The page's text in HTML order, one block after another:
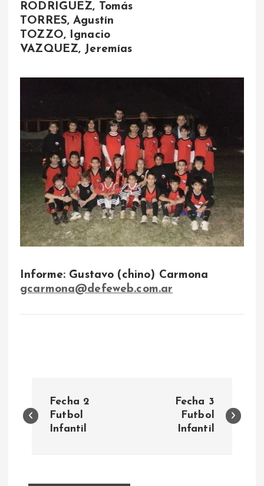
RODRIGUEZ, Tomás
TORRES, Agustín
TOZZO, Ignacio
VAZQUEZ, Jeremías
Informe: Gustavo (chino) Carmona
gcarmona@defeweb.com.ar
a
e
Fecha 2
Futbol
Infantil
Fecha 3
Futbol
Infantil